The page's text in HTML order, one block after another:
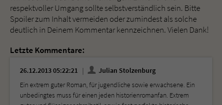
respektvoller Umgang sollte selbstverständlich sein. Bitte
Spoiler zum Inhalt vermeiden oder zumindest als solche
deutlich in Deinem Kommentar kennzeichnen. Vielen Dank!
Letzte Kommentare:
26.12.2013 05:22:21
Julian Stolzenburg
Ein extrem guter Roman, für jugendliche sowie erwachsene. Ein
unbedingtes muss für einen jeden historienromanfan. Extrem